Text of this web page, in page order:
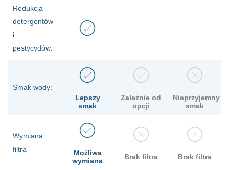
Redukcja
detergentów
i
pestycydów:
Smak wody:
Lepszy
smak
Zależnie od
opcji
Nieprzyjemny
smak
Wymiana
filtra
Możliwa
wymiana
Brak filtra Brak filtra